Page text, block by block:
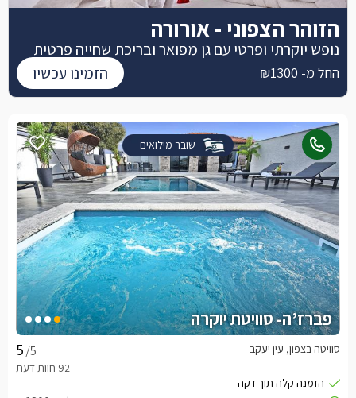
שובר מילואים
פברז’ה- סוויטת יוקרה
/5 סוויטה בצפון, עין יעקב
הזוהר הצפוני - אורורה
נופש יוקרתי ופרטי עם גן מפואר ובריכת שחייה פרטית
החל מ- ₪1300 הזמינו עכשיו